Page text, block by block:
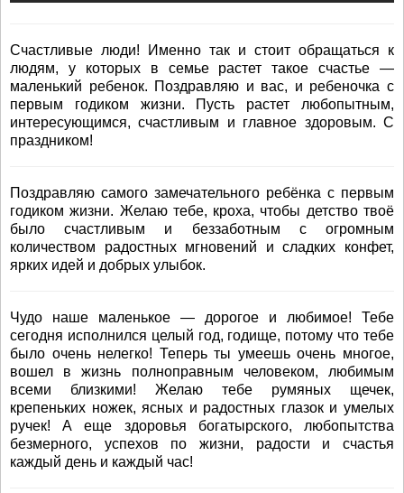
Счастливые люди! Именно так и стоит обращаться к
людям, у которых в семье растет такое счастье —
маленький ребенок. Поздравляю и вас, и ребеночка с
первым годиком жизни. Пусть растет любопытным,
интересующимся, счастливым и главное здоровым. С
праздником!
Поздравляю самого замечательного ребёнка с первым
годиком жизни. Желаю тебе, кроха, чтобы детство твоё
было счастливым и беззаботным с огромным
количеством радостных мгновений и сладких конфет,
ярких идей и добрых улыбок.
Чудо наше маленькое — дорогое и любимое! Тебе
сегодня исполнился целый год, годище, потому что тебе
было очень нелегко! Теперь ты умеешь очень многое,
вошел в жизнь полноправным человеком, любимым
всеми близкими! Желаю тебе румяных щечек,
крепеньких ножек, ясных и радостных глазок и умелых
ручек! А еще здоровья богатырского, любопытства
безмерного, успехов по жизни, радости и счастья
каждый день и каждый час!